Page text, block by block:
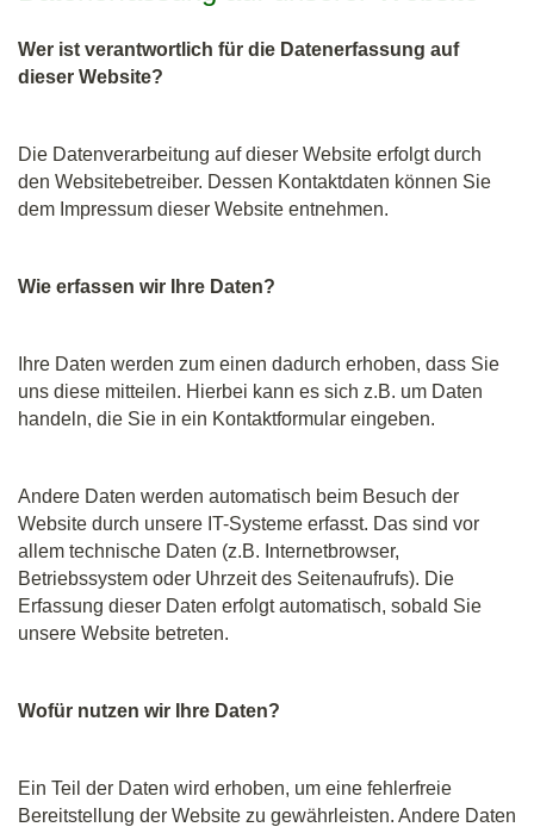
Wer ist verantwortlich für die Datenerfassung auf
dieser Website?
Die Datenverarbeitung auf dieser Website erfolgt durch
den Websitebetreiber. Dessen Kontaktdaten können Sie
dem Impressum dieser Website entnehmen.
Wie erfassen wir Ihre Daten?
Ihre Daten werden zum einen dadurch erhoben, dass Sie
uns diese mitteilen. Hierbei kann es sich z.B. um Daten
handeln, die Sie in ein Kontaktformular eingeben.
Andere Daten werden automatisch beim Besuch der
Website durch unsere IT-Systeme erfasst. Das sind vor
allem technische Daten (z.B. Internetbrowser,
Betriebssystem oder Uhrzeit des Seitenaufrufs). Die
Erfassung dieser Daten erfolgt automatisch, sobald Sie
unsere Website betreten.
Wofür nutzen wir Ihre Daten?
Ein Teil der Daten wird erhoben, um eine fehlerfreie
Bereitstellung der Website zu gewährleisten. Andere Daten